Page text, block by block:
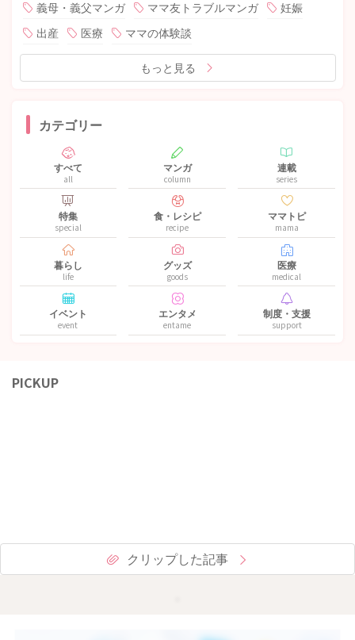
義母・義父マンガ ママ友トラブルマンガ
妊娠
出産
医療 ママの体験談
もっと見る
カテゴリー
すべて
all
マンガ
column
連載
series
特集
special
食・レシピ
recipe
ママトピ
mama
暮らし
life
グッズ
goods
医療
medical
イベント
event
エンタメ
entame
制度・支援
support
PICKUP
クリップした記事